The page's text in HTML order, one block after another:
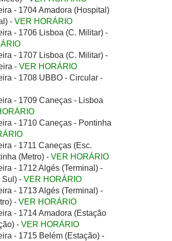
- 1704 Amadora (Hospital)
- VER HORÁRIO
- 1706 Lisboa (C. Militar) -
- 1707 Lisboa (C. Militar) -
- VER HORÁRIO
- 1708 UBBO - Circular -
- 1709 Caneças - Lisboa
- 1710 Caneças - Pontinha
- 1711 Caneças (Esc.
(Metro) - VER HORÁRIO
- 1712 Algés (Terminal) -
Sul) - VER HORÁRIO
- 1713 Algés (Terminal) -
- VER HORÁRIO
- 1714 Amadora (Estação
- VER HORÁRIO
- 1715 Belém (Estação) -